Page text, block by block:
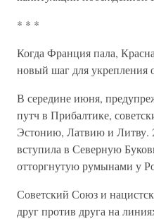
* * *
Когда Франция пала,
новый шаг для укрепления
В середине июня,
путч в Прибалтике,
Эстонию, Латвию и Литву.
вступила в Северную
отторгнутую румынами у
Советский Союз и
друг против друга на